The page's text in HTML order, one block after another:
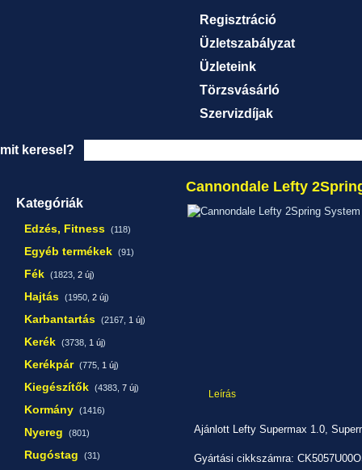
Regisztráció
Üzletszabályzat
Üzleteink
Törzsvásárló
Szervizdíjak
mit keresel?
Kategóriák
Edzés, Fitness (118)
Egyéb termékek (91)
Fék (1823, 2 új)
Hajtás (1950, 2 új)
Karbantartás (2167, 1 új)
Kerék (3738, 1 új)
Kerékpár (775, 1 új)
Kiegészítők (4383, 7 új)
Kormány (1416)
Nyereg (801)
Rugóstag (31)
Cannondale Lefty
Leírás
Ajánlott Lefty Supermax 1.0,
Gyártási cikkszámra: